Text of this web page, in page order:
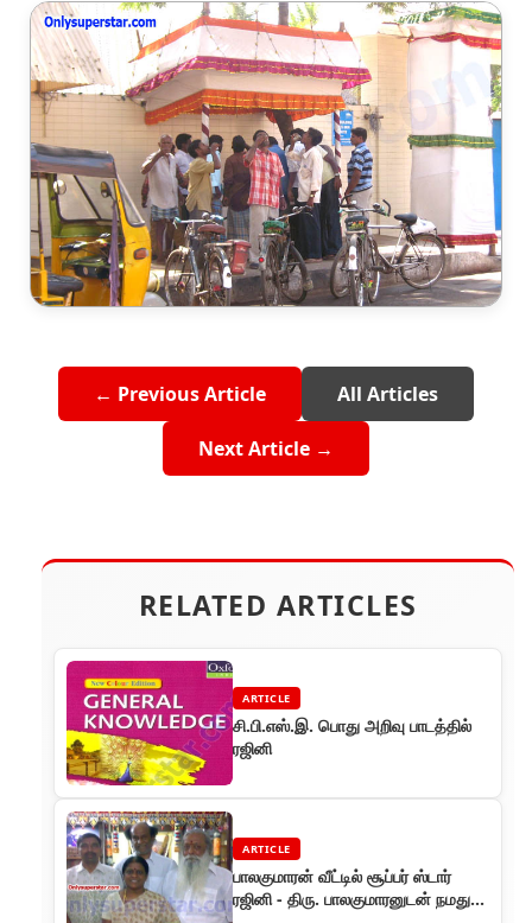
← Previous Article All Articles
Next Article →
RELATED ARTICLES
ARTICLE
சி.பி.எஸ்.இ. பொது அறிவு பாடத்தில்
ரஜினி
ARTICLE
பாலகுமாரன் வீட்டில் சூப்பர் ஸ்டார்
ரஜினி - திரு. பாலகுமாரனுடன் நமது